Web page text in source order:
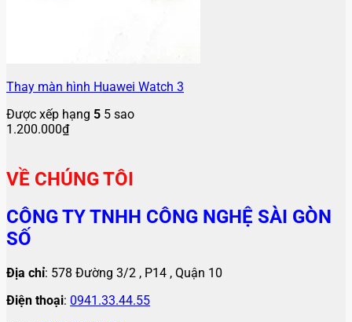
Thay màn hình Huawei Watch 3
Được xếp hạng 5 5 sao
1.200.000₫
VỀ CHÚNG TÔI
CÔNG TY TNHH CÔNG NGHỆ SÀI GÒN
SỐ
Địa chỉ: 578 Đường 3/2 , P14 , Quận 10
Điện thoại: 0941.33.44.55